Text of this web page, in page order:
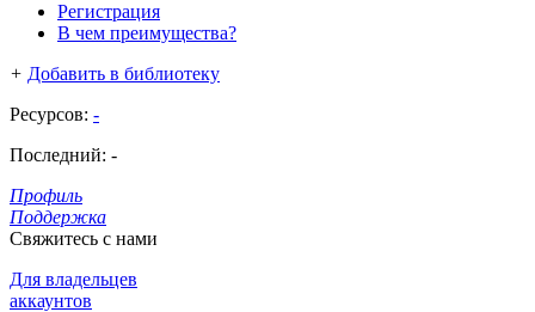
Регистрация
В чем преимущества?
+ Добавить в библиотеку
Ресурсов: -
Последний: -
Профиль
Поддержка
Свяжитесь с нами
Для владельцев
аккаунтов